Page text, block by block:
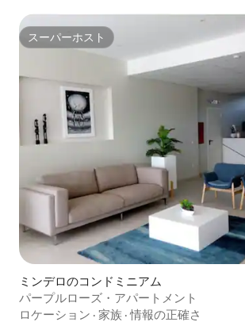
スーパーホスト
スーパーホスト
ミンデロのコンドミニアム
パープルローズ・アパートメント
ロケーション · 家族 ·情報の正確さ